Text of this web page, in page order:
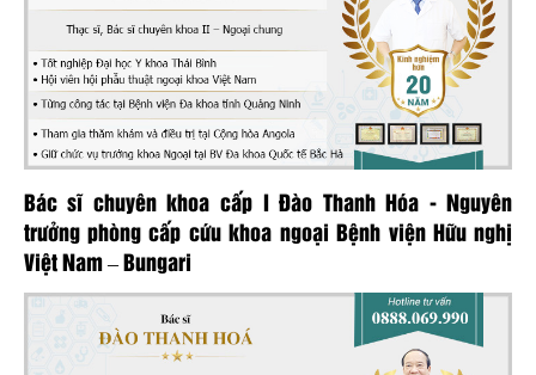
Bác sĩ chuyên khoa cấp I Đào Thanh Hóa - Nguyên
trưởng phòng cấp cứu khoa ngoại Bệnh viện Hữu nghị
Việt Nam – Bungari